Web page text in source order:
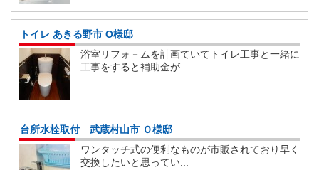
トイレ あきる野市 O様邸
浴室リフォ－ムを計画ていてトイレ工事と一緒に
工事をすると補助金が...
台所水栓取付 武蔵村山市 Ｏ様邸
ワンタッチ式の便利なものが市販されており早く
交換したいと思ってい...